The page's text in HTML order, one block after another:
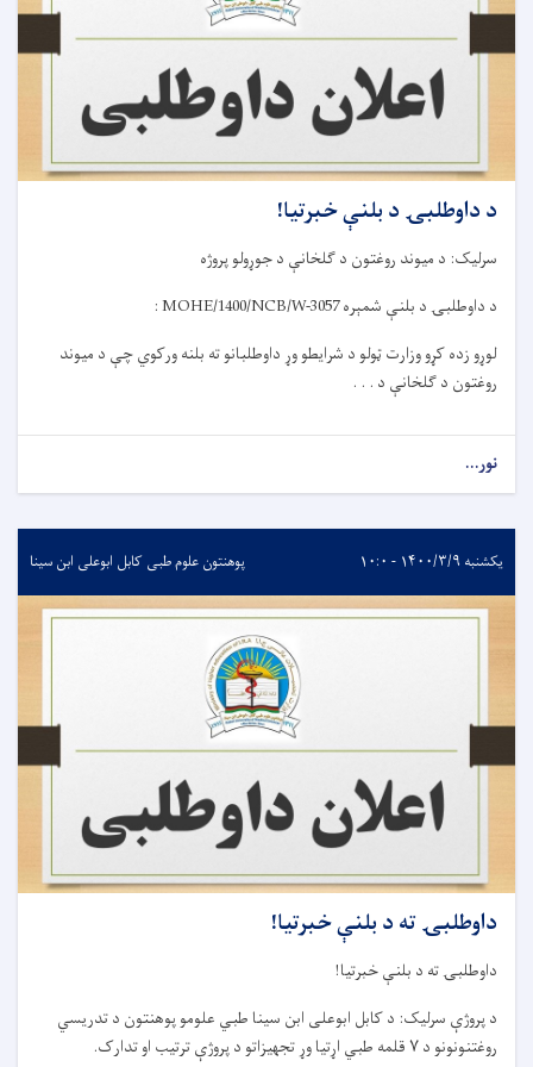
د داوطلبۍ د بلنې خبرتیا!
سرلیک: د میوند روغتون د ګلخانې د جوړولو پروژه
د داوطلبۍ د بلنې شمېره MOHE/1400/NCB/W-3057 :
لوړو زده کړو وزارت ټولو د شرایطو وړ داوطلبانو ته بلنه ورکوي چې د میوند
روغتون د ګلخانې د . . .
نور...
یکشنبه ۱۴۰۰/۳/۹ - ۱۰:۰ پوهنتون علوم طبی کابل ابوعلی ابن سینا
داوطلبۍ ته د بلنې خبرتیا!
داوطلبۍ ته د بلنې خبرتیا!
د پروژې سرلیک: د کابل ابوعلی ابن سینا طبي علومو پوهنتون د تدریسي
روغتنونونو د ۷ قلمه طبي اړتیا وړ تجهیزاتو د پروژې ترتیب او تدارک.